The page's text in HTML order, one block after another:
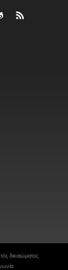
δικαιώματος.